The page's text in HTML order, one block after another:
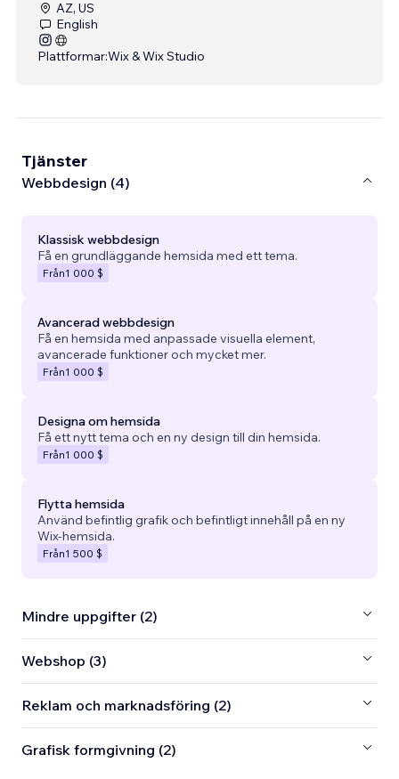
AZ, US
English
Plattformar:Wix & Wix Studio
Tjänster
Webbdesign (4)
Klassisk webbdesign
Få en grundläggande hemsida med ett tema.
Från1 000 $
Avancerad webbdesign
Få en hemsida med anpassade visuella element,
avancerade funktioner och mycket mer.
Från1 000 $
Designa om hemsida
Få ett nytt tema och en ny design till din hemsida.
Från1 000 $
Flytta hemsida
Använd befintlig grafik och befintligt innehåll på en ny
Wix-hemsida.
Från1 500 $
Mindre uppgifter (2)
Webshop (3)
Reklam och marknadsföring (2)
Grafisk formgivning (2)